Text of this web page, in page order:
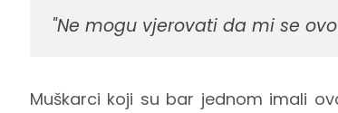
"Ne mogu vjerovati da mi se
Muškarci koji su bar jednom imali